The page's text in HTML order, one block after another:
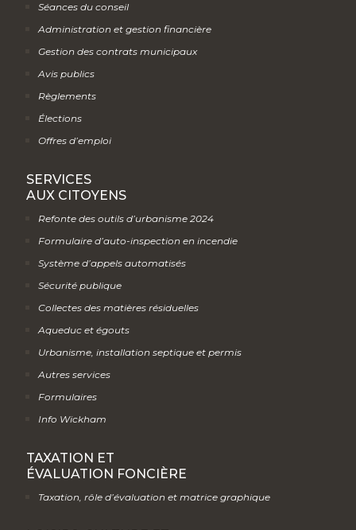
Séances du conseil
Administration et gestion financière
Gestion des contrats municipaux
Avis publics
Règlements
Élections
Offres d’emploi
SERVICES
AUX CITOYENS
Refonte des outils d’urbanisme 2024
Formulaire d’auto-inspection en incendie
Système d’appels automatisés
Sécurité publique
Collectes des matières résiduelles
Aqueduc et égouts
Urbanisme, installation septique et permis
Autres services
Formulaires
Info Wickham
TAXATION ET
ÉVALUATION FONCIÈRE
Taxation, rôle d’évaluation et matrice graphique